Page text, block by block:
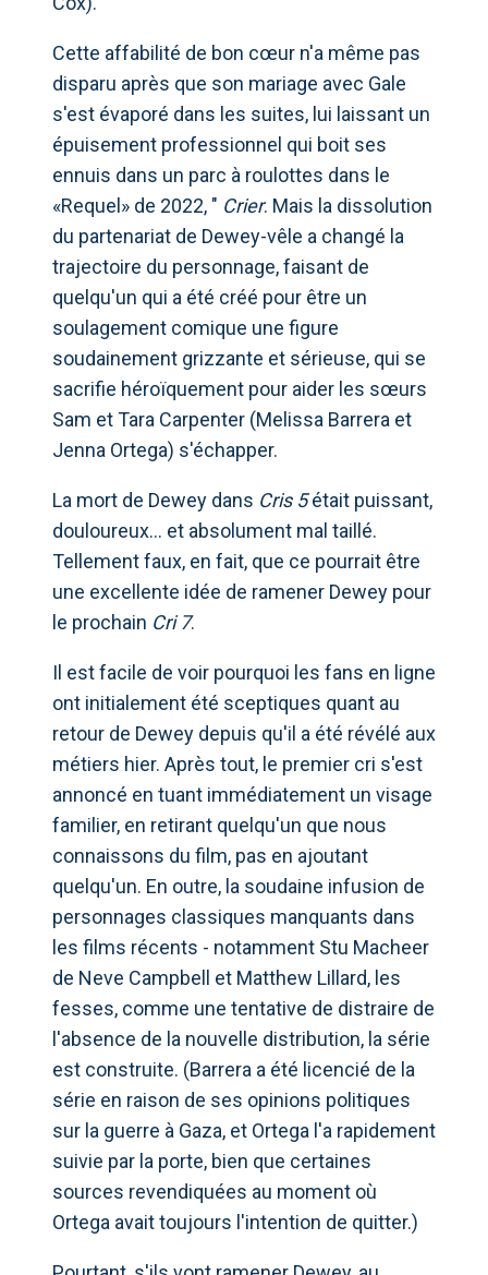
Cette affabilité de bon cœur n'a même pas
disparu après que son mariage avec Gale
s'est évaporé dans les suites, lui laissant un
épuisement professionnel qui boit ses
ennuis dans un parc à roulottes dans le
«Requel» de 2022, " Crier. Mais la dissolution
du partenariat de Dewey-vêle a changé la
trajectoire du personnage, faisant de
quelqu'un qui a été créé pour être un
soulagement comique une figure
soudainement grizzante et sérieuse, qui se
sacrifie héroïquement pour aider les sœurs
Sam et Tara Carpenter (Melissa Barrera et
Jenna Ortega) s'échapper.
La mort de Dewey dans Cris 5était puissant,
douloureux… et absolument mal taillé.
Tellement faux, en fait, que ce pourrait être
une excellente idée de ramener Dewey pour
le prochain Cri 7.
Il est facile de voir pourquoi les fans en ligne
ont initialement été sceptiques quant au
retour de Dewey depuis qu'il a été révélé aux
métiers hier. Après tout, le premier cri s'est
annoncé en tuant immédiatement un visage
familier, en retirant quelqu'un que nous
connaissons du film, pas en ajoutant
quelqu'un. En outre, la soudaine infusion de
personnages classiques manquants dans
les films récents - notamment Stu Macheer
de Neve Campbell et Matthew Lillard, les
fesses, comme une tentative de distraire de
l'absence de la nouvelle distribution, la série
est construite. (Barrera a été licencié de la
série en raison de ses opinions politiques
sur la guerre à Gaza, et Ortega l'a rapidement
suivie par la porte, bien que certaines
sources revendiquées au moment où
Ortega avait toujours l'intention de quitter.)